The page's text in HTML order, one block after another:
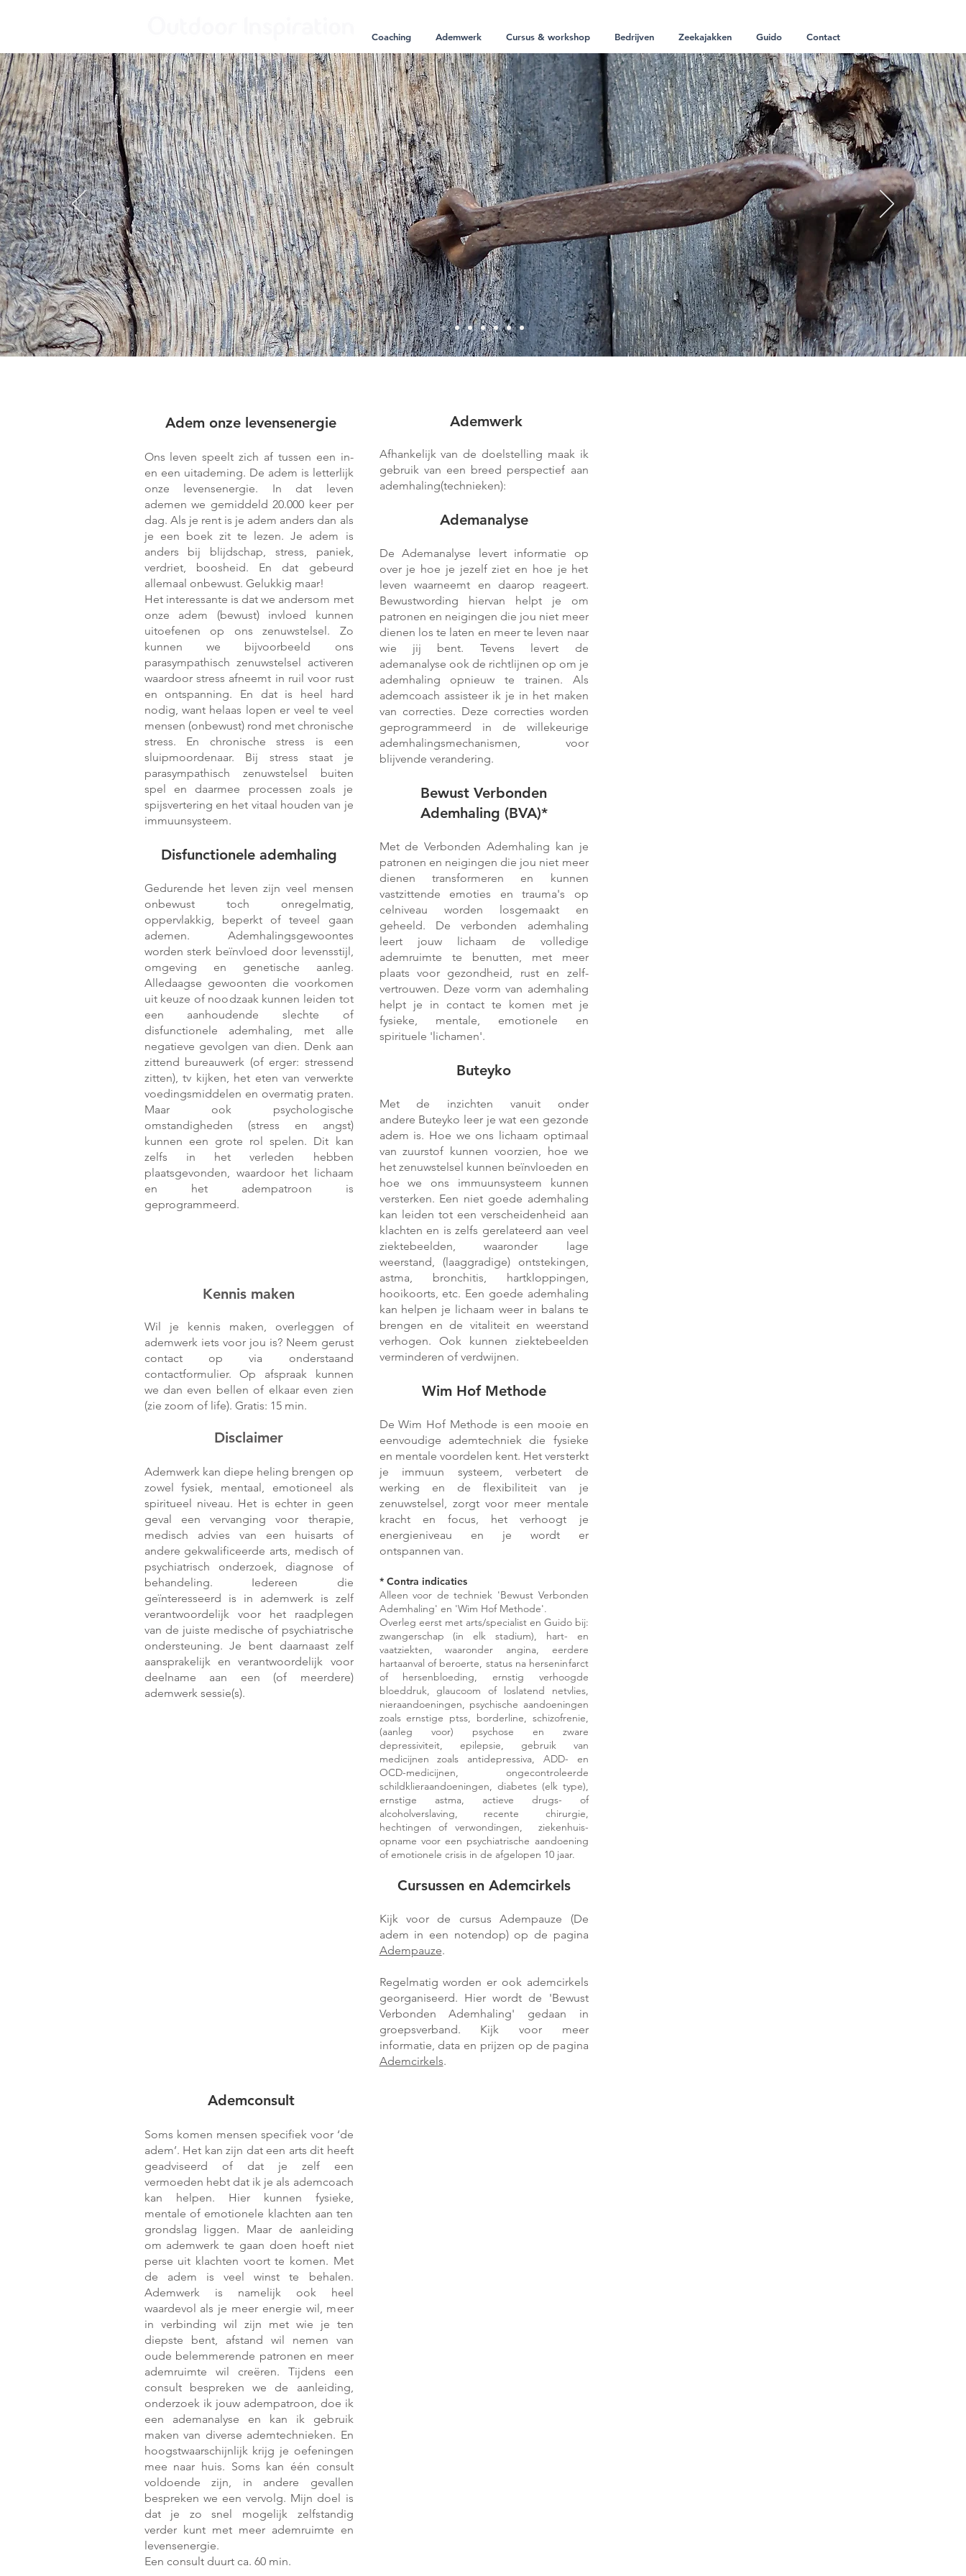
Coaching Ademwerk Cursus & workshop Bedrijven Zeekajakken Guido Contact
Adem onze levensenergie
Ons leven speelt zich af tussen een in-
en een uitademing. De adem is letterlijk
onze levensenergie. In dat leven
ademen we gemiddeld 20.000 keer per
dag. Als je rent is je adem anders dan als
je een boek zit te lezen. Je adem is
anders bij blijdschap, stress, paniek,
verdriet, boosheid. En dat gebeurd
allemaal onbewust. Gelukkig maar!
Het interessante is dat we andersom met
onze adem (bewust) invloed kunnen
uitoefenen op ons zenuwstelsel. Zo
kunnen we bijvoorbeeld ons
parasympathisch zenuwstelsel activeren
waardoor stress afneemt in ruil voor rust
en ontspanning. En dat is heel hard
nodig, want helaas lopen er veel te veel
mensen (onbewust) rond met chronische
stress. En chronische stress is een
sluipmoordenaar. Bij stress staat je
parasympathisch zenuwstelsel buiten
spel en daarmee processen zoals je
spijsvertering en het vitaal houden van je
immuunsysteem.
Disfunctionele ademhaling
Gedurende het leven zijn veel mensen
onbewust toch onregelmatig,
oppervlakkig, beperkt of teveel gaan
ademen. Ademhalingsgewoontes
worden sterk beïnvloed door levensstijl,
omgeving en genetische aanleg.
Alledaagse gewoonten die voorkomen
uit keuze of noodzaak kunnen leiden tot
een aanhoudende slechte of
disfunctionele ademhaling, met alle
negatieve gevolgen van dien. Denk aan
zittend bureauwerk (of erger: stressend
zitten), tv kijken, het eten van verwerkte
voedingsmiddelen en overmatig praten.
Maar ook psychologische
omstandigheden (stress en angst)
kunnen een grote rol spelen. Dit kan
zelfs in het verleden hebben
plaatsgevonden, waardoor het lichaam
en het adempatroon is
geprogrammeerd.
Kennis maken
Wil je kennis maken, overleggen of
ademwerk iets voor jou is? Neem gerust
contact op via onderstaand
contactformulier. Op afspraak kunnen
we dan even bellen of elkaar even zien
(zie zoom of life). Gratis: 15 min.
Disclaimer
Ademwerk kan diepe heling brengen op
zowel fysiek, mentaal, emotioneel als
spiritueel niveau. Het is echter in geen
geval een vervanging voor therapie,
medisch advies van een huisarts of
andere gekwalificeerde arts, medisch of
psychiatrisch onderzoek, diagnose of
behandeling. Iedereen die
geïnteresseerd is in ademwerk is zelf
verantwoordelijk voor het raadplegen
van de juiste medische of psychiatrische
ondersteuning. Je bent daarnaast zelf
aansprakelijk en verantwoordelijk voor
deelname aan een (of meerdere)
ademwerk sessie(s).
Ademwerk
Afhankelijk van de doelstelling maak ik
gebruik van een breed perspectief aan
ademhaling(technieken):
Ademanalyse
De Ademanalyse levert informatie op
over je hoe je jezelf ziet en hoe je het
leven waarneemt en daarop reageert.
Bewustwording hiervan helpt je om
patronen en neigingen die jou niet meer
dienen los te laten en meer te leven naar
wie jij bent. Tevens levert de
ademanalyse ook de richtlijnen op om je
ademhaling opnieuw te trainen. Als
ademcoach assisteer ik je in het maken
van correcties. Deze correcties worden
geprogrammeerd in de willekeurige
ademhalingsmechanismen, voor
blijvende verandering.
Bewust Verbonden
Ademhaling (BVA)*
Met de Verbonden Ademhaling kan je
patronen en neigingen die jou niet meer
dienen transformeren en kunnen
vastzittende emoties en trauma's op
celniveau worden losgemaakt en
geheeld. De verbonden ademhaling
leert jouw lichaam de volledige
ademruimte te benutten, met meer
plaats voor gezondheid, rust en zelf-
vertrouwen. Deze vorm van ademhaling
helpt je in contact te komen met je
fysieke, mentale, emotionele en
spirituele 'lichamen'.
Buteyko
Met de inzichten vanuit
onder
andere Buteyko leer je wat een gezonde
adem is. Hoe we ons lichaam optimaal
van zuurstof kunnen voorzien, hoe we
het zenuwstelsel kunnen beïnvloeden en
hoe we ons immuunsysteem kunnen
versterken. Een niet goede ademhaling
kan leiden tot een verscheidenheid aan
klachten en is zelfs gerelateerd aan veel
ziektebeelden, waaronder lage
weerstand, (laaggradige) ontstekingen,
astma, bronchitis, hartkloppingen,
hooikoorts, etc. Een goede ademhaling
kan helpen je lichaam weer in balans te
brengen en de vitaliteit en weerstand
verhogen. Ook kunnen ziektebeelden
verminderen of verdwijnen.
Wim Hof Methode
De Wim Hof Methode is een mooie en
eenvoudige ademtechniek die fysieke
en mentale voordelen kent. Het versterkt
je immuun systeem, verbetert de
werking en de flexibiliteit van je
zenuwstelsel, zorgt voor meer mentale
kracht en focus, het verhoogt je
energieniveau en je wordt er
ontspannen van.
* Contra indicaties
Alleenvoor de techniek 'Bewust Verbonden
Ademhaling' en 'Wim Hof Methode'.
Overleg eerst met arts/specialist en Guido bij:
zwangerschap (in elk stadium), hart- en
vaatziekten, waaronder angina, eerdere
hartaanval of beroerte, status na herseninfarct
of hersenbloeding, ernstig verhoogde
bloeddruk, glaucoom of loslatend netvlies,
nieraandoeningen, psychische aandoeningen
zoals ernstige ptss, borderline, schizofrenie,
(aanleg voor) psychose en zware
depressiviteit, epilepsie, gebruik van
medicijnen zoals antidepressiva, ADD- en
OCD-medicijnen, ongecontroleerde
schildklieraandoeningen, diabetes (elk type),
ernstige astma, actieve drugs- of
alcoholverslaving, recente chirurgie,
hechtingen of verwondingen, ziekenhuis-
opname voor een psychiatrische aandoening
of emotionele crisis in de afgelopen 10 jaar.
Cursussen en Ademcirkels
Kijk voor de cursus Adempauze (De
adem in een notendop) op de pagina
Adempauze.
Regelmatig worden er ook ademcirkels
georganiseerd. Hier wordt de 'Bewust
Verbonden Ademhaling' gedaan in
groepsverband. Kijk voor meer
informatie, data en prijzen op de pagina
Ademcirkels.
Ademconsult
Soms komen mensen specifiek voor ‘de
adem’. Het kan zijn dat een arts dit heeft
geadviseerd of dat je zelf een
vermoeden hebt dat ik je als ademcoach
kan helpen. Hier kunnen fysieke,
mentale of emotionele klachten aan ten
grondslag liggen. Maar de aanleiding
om ademwerk te gaan doen hoeft niet
perse uit klachten voort te komen. Met
de adem is veel winst te behalen.
Ademwerk is namelijk ook heel
waardevol als je meer energie wil, meer
in verbinding wil zijn met wie je ten
diepste bent, afstand wil nemen van
oude belemmerende patronen en meer
ademruimte wil creëren. Tijdens een
consult bespreken we de aanleiding,
onderzoek ik jouw adempatroon, doe ik
een ademanalyse en kan ik gebruik
maken van diverse ademtechnieken. En
hoogstwaarschijnlijk krijg je oefeningen
mee naar huis. Soms kan één consult
voldoende zijn, in andere gevallen
bespreken we een vervolg. Mijn doel is
dat je zo snel mogelijk zelfstandig
verder kunt met meer ademruimte en
levensenergie.
Een consult duurt ca. 60 min.